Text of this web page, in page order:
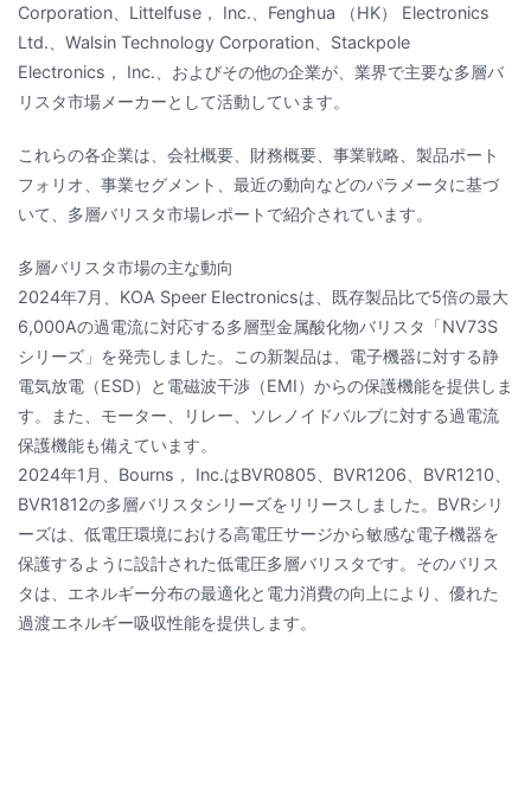
Corporation、Littelfuse， Inc.、Fenghua （HK） Electronics
Ltd.、Walsin Technology Corporation、Stackpole
Electronics， Inc.、およびその他の企業が、業界で主要な多層バ
リスタ市場メーカーとして活動しています。
これらの各企業は、会社概要、財務概要、事業戦略、製品ポート
フォリオ、事業セグメント、最近の動向などのパラメータに基づ
いて、多層バリスタ市場レポートで紹介されています。
多層バリスタ市場の主な動向
2024年7月、KOA Speer Electronicsは、既存製品比で5倍の最大
6,000Aの過電流に対応する多層型金属酸化物バリスタ「NV73S
シリーズ」を発売しました。この新製品は、電子機器に対する静
電気放電（ESD）と電磁波干渉（EMI）からの保護機能を提供しま
す。また、モーター、リレー、ソレノイドバルブに対する過電流
保護機能も備えています。
2024年1月、Bourns， Inc.はBVR0805、BVR1206、BVR1210、
BVR1812の多層バリスタシリーズをリリースしました。BVRシリ
ーズは、低電圧環境における高電圧サージから敏感な電子機器を
保護するように設計された低電圧多層バリスタです。そのバリス
タは、エネルギー分布の最適化と電力消費の向上により、優れた
過渡エネルギー吸収性能を提供します。